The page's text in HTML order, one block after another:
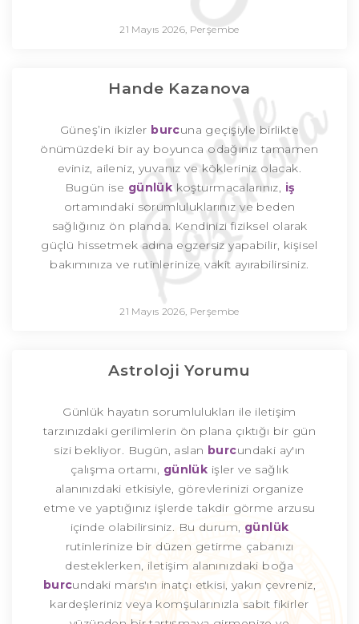
21 Mayıs 2026, Perşembe
Hande Kazanova
Güneş’in ikizler burcuna geçişiyle birlikte
önümüzdeki bir ay boyunca odağınız tamamen
eviniz, aileniz, yuvanız ve kökleriniz olacak.
Bugün ise günlük koşturmacalarınız, iş
ortamındaki sorumluluklarınız ve beden
sağlığınız ön planda. Kendinizi fiziksel olarak
güçlü hissetmek adına egzersiz yapabilir, kişisel
bakımınıza ve rutinlerinize vakit ayırabilirsiniz.
21 Mayıs 2026, Perşembe
Astroloji Yorumu
Günlük hayatın sorumlulukları ile iletişim
tarzınızdaki gerilimlerin ön plana çıktığı bir gün
sizi bekliyor. Bugün, aslan burcundaki ay'ın
çalışma ortamı, günlük işler ve sağlık
alanınızdaki etkisiyle, görevlerinizi organize
etme ve yaptığınız işlerde takdir görme arzusu
içinde olabilirsiniz. Bu durum, günlük
rutinlerinize bir düzen getirme çabanızı
desteklerken, iletişim alanınızdaki boğa
burcundaki mars'ın inatçı etkisi, yakın çevreniz,
kardeşleriniz veya komşularınızla sabit fikirler